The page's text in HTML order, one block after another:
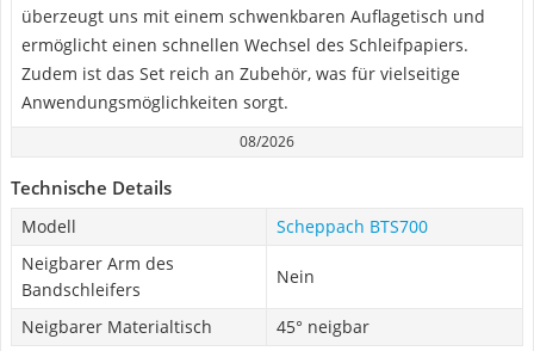
überzeugt uns mit einem schwenkbaren Auflagetisch und
ermöglicht einen schnellen Wechsel des Schleifpapiers.
Zudem ist das Set reich an Zubehör, was für vielseitige
Anwendungsmöglichkeiten sorgt.
08/2026
Technische Details
Modell
Scheppach BTS700
Neigbarer Arm des
Bandschleifers
Nein
Neigbarer Materialtisch 45° neigbar